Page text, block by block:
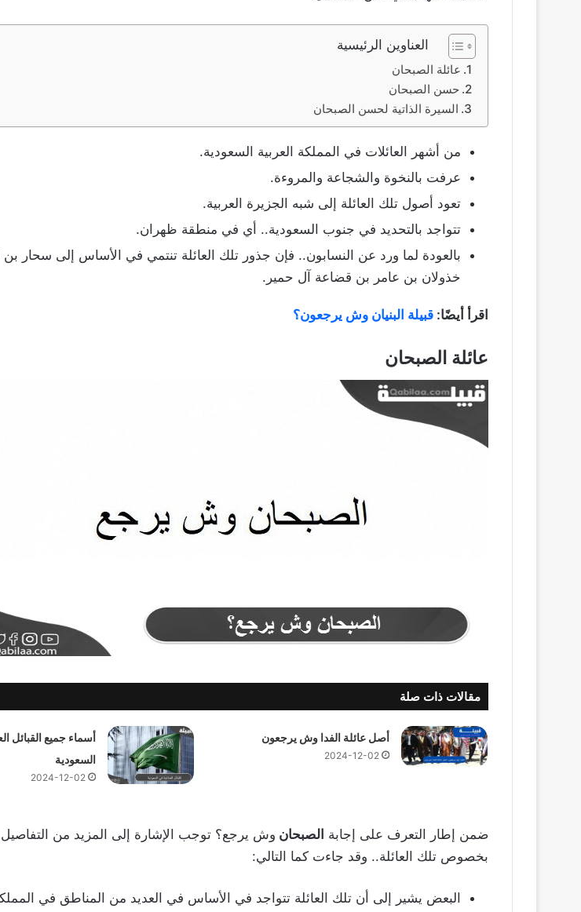
العناوين الرئيسية
عائلة الصبحان
حسن الصبحان
السيرة الذاتية لحسن الصبحان
من أشهر العائلات في المملكة العربية السعودية.
عرفت بالنخوة والشجاعة والمروءة.
تعود أصول تلك العائلة إلى شبه الجزيرة العربية.
تتواجد بالتحديد في جنوب السعودية.. أي في منطقة ظهران.
بالعودة لما ورد عن النسابون.. فإن جذور تلك العائلة تنتمي في الأساس إلى سحار
خذولان بن عامر بن قضاعة آل حمير.
اقرأ أيضًا: قبيلة البنيان وش يرجعون؟
عائلة الصبحان
مقالات ذات صلة
أصل عائلة الفدا وش يرجعون
2024-12-02
أسماء جميع القبائل
السعودية
2024-12-02
ضمن إطار التعرف على إجابة الصبحان وش يرجع؟ توجب الإشارة إلى المزيد من
بخصوص تلك العائلة.. وقد جاءت كما التالي:
البعض يشير إلى أن تلك العائلة تتواجد في الأساس في العديد من المناطق في